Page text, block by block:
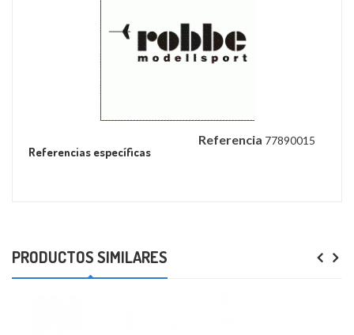
Referencia 77890015
Referencias específicas
PRODUCTOS SIMILARES